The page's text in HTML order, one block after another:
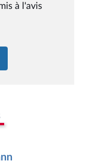
à l'avis